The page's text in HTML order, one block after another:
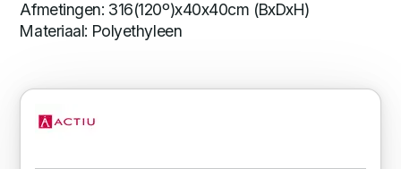
Afmetingen: 316(120º)x40x40cm (BxDxH)
Materiaal: Polyethyleen